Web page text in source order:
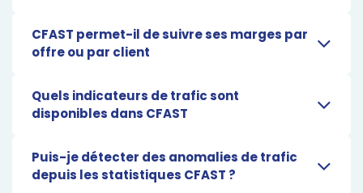
CFAST permet-il de suivre ses marges par
offre ou par client
Quels indicateurs de trafic sont
disponibles dans CFAST
Puis-je détecter des anomalies de trafic
depuis les statistiques CFAST ?